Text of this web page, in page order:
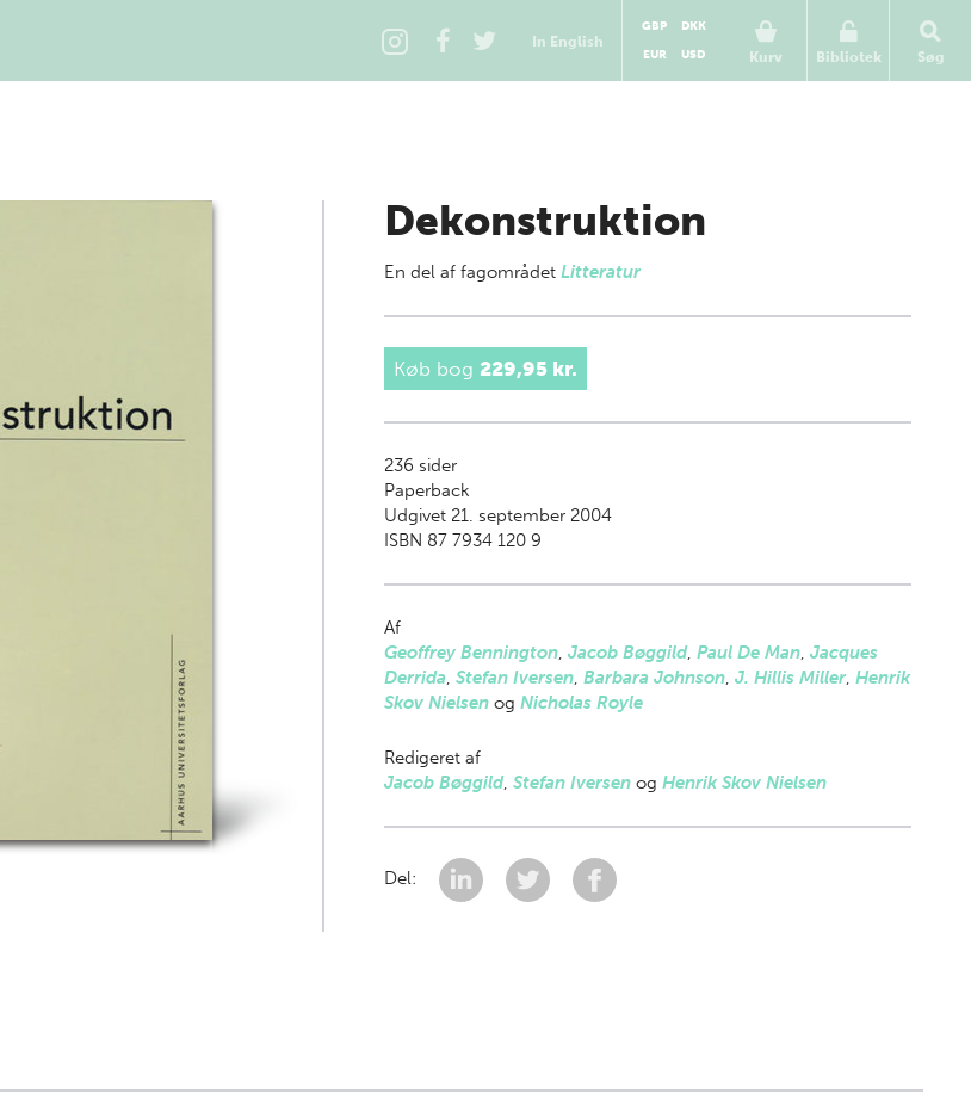
In English
Kurv
GBP
DKK
EUR
USD Bibliotek Søg
Dekonstruktion
En del af fagområdet Litteratur
Køb bog 229,95 kr.
236 sider
Paperback
Udgivet 21. september 2004
ISBN 87 7934 120 9
Af
Geoffrey Bennington, Jacob Bøggild, Paul De Man, Jacques
Derrida, Stefan Iversen, Barbara Johnson, J. Hillis Miller, Henrik
Skov Nielsenog Nicholas Royle
Redigeret af
Jacob Bøggild, Stefan Iversenog Henrik Skov Nielsen
Del: